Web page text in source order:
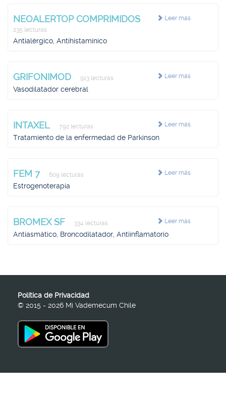
Leer más
NEOALERTOP COMPRIMIDOS
235 lecturas
Antialérgico, Antihistamínico
Leer más
GRIFONIMOD 913 lecturas
Vasodilatador cerebral
Leer más
INTAXEL 792 lecturas
Tratamiento de la enfermedad de Parkinson
Leer más
FEM 7 609 lecturas
Estrogenoterapia
Leer más
BROMEX SF 334 lecturas
Antiasmático, Broncodilatador, Antiinflamatorio
Política de Privacidad
© 2015 - 2026 Mi Vademecum Chile